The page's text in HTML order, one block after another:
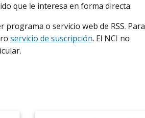
que le interesa en forma directa.
programa o servicio web de RSS. Para
servicio de suscripción. El NCI no